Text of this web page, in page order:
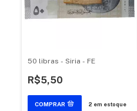
50 libras - Siria - FE
R$5,50
2 em estoque